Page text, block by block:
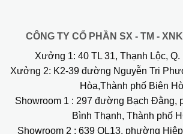
CÔNG TY CỔ PHẦN SX - TM -
Xưởng 1: 40 TL 31, Thạnh Lộc, Q.
Xưởng 2: K2-39 đường Nguyễn Tri
Hòa,Thành phố Biên
Showroom 1 : 297 đường Bạch Đằng,
Bình Thạnh, Thành phố
Showroom 2 : 639 QL13, phường